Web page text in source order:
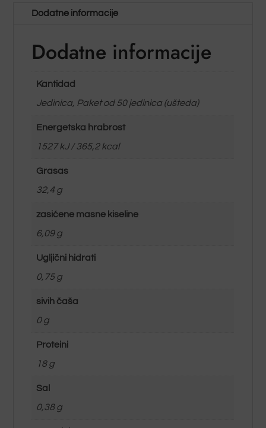
Dodatne informacije
Dodatne informacije
Kantidad
Jedinica, Paket od 50 jedinica (ušteda)
Energetska hrabrost
1527 kJ / 365,2 kcal
Grasas
32,4 g
zasićene masne kiseline
6,09 g
Ugljični hidrati
0,75 g
sivih čaša
0 g
Proteini
18 g
Sal
0,38 g